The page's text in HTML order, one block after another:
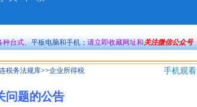
种台式、平板电脑和手机；请立即收藏网址和关注微信公众号
税务法规库>>企业所得税 手机观看
问题的公告